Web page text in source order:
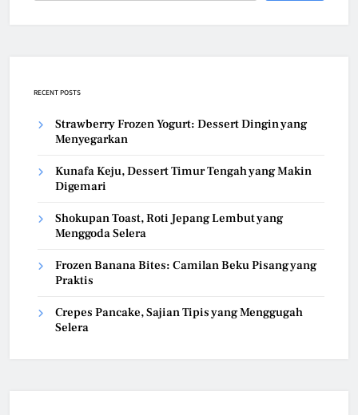
RECENT POSTS
Strawberry Frozen Yogurt: Dessert Dingin yang
Menyegarkan
Kunafa Keju, Dessert Timur Tengah yang Makin
Digemari
Shokupan Toast, Roti Jepang Lembut yang
Menggoda Selera
Frozen Banana Bites: Camilan Beku Pisang yang
Praktis
Crepes Pancake, Sajian Tipis yang Menggugah
Selera